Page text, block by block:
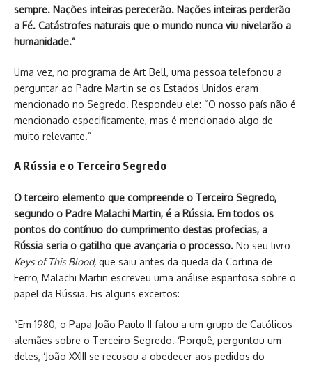
sempre. Nações inteiras perecerão. Nações inteiras perderão
a Fé. Catástrofes naturais que o mundo nunca viu nivelarão a
humanidade.”
Uma vez, no programa de Art Bell, uma pessoa telefonou a
perguntar ao Padre Martin se os Estados Unidos eram
mencionado no Segredo. Respondeu ele: “O nosso país não é
mencionado especificamente, mas é mencionado algo de
muito relevante.”
A Rússia e o Terceiro Segredo
O terceiro elemento que compreende o Terceiro Segredo,
segundo o Padre Malachi Martin, é a Rússia. Em todos os
pontos do contínuo do cumprimento destas profecias, a
Rússia seria o gatilho que avançaria o processo. No seu livro
Keys of This Blood, que saiu antes da queda da Cortina de
Ferro, Malachi Martin escreveu uma análise espantosa sobre o
papel da Rússia. Eis alguns excertos:
“Em 1980, o Papa João Paulo II falou a um grupo de Católicos
alemães sobre o Terceiro Segredo. ‘Porquê, perguntou um
deles, ‘João XXIII se recusou a obedecer aos pedidos do